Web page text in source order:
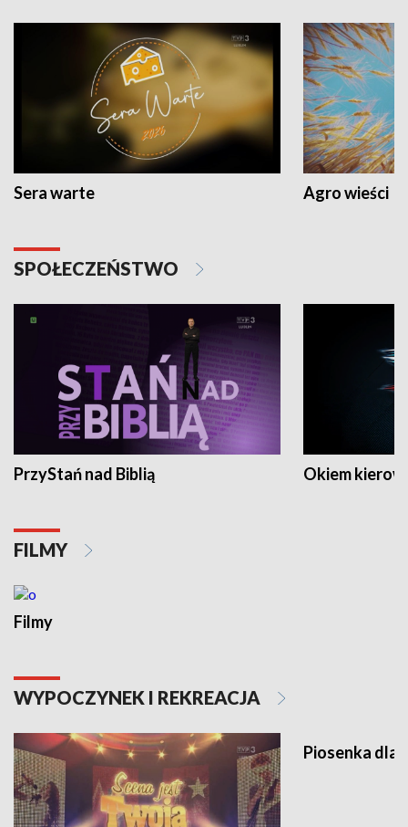
Sera warte Agro wieści
SPOŁECZEŃSTWO
PrzyStań nad Biblią Okiem
FILMY
Filmy
WYPOCZYNEK I REKREACJA
Piosenka dla